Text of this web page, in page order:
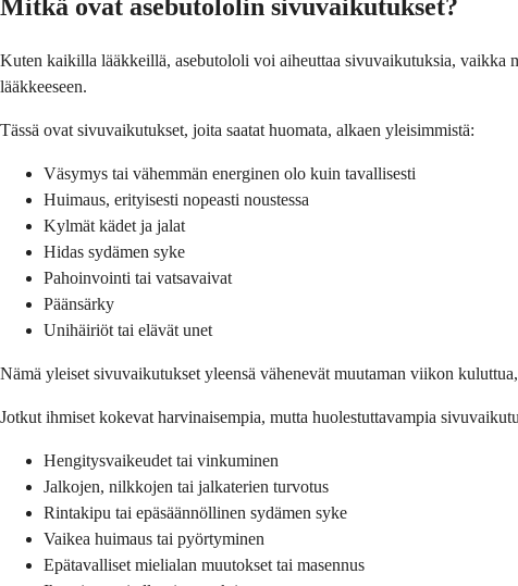
Mitkä ovat asebutololin sivuvaikutukset?
Kuten kaikilla lääkkeillä, asebutololi voi aiheuttaa sivuvaikutuksia, vaikka
lääkkeeseen.
Tässä ovat sivuvaikutukset, joita saatat huomata, alkaen yleisimmistä:
Väsymys tai vähemmän energinen olo kuin tavallisesti
Huimaus, erityisesti nopeasti noustessa
Kylmät kädet ja jalat
Hidas sydämen syke
Pahoinvointi tai vatsavaivat
Päänsärky
Unihäiriöt tai elävät unet
Nämä yleiset sivuvaikutukset yleensä vähenevät muutaman viikon
Jotkut ihmiset kokevat harvinaisempia, mutta huolestuttavampia
Hengitysvaikeudet tai vinkuminen
Jalkojen, nilkkojen tai jalkaterien turvotus
Rintakipu tai epäsäännöllinen sydämen syke
Vaikea huimaus tai pyörtyminen
Epätavalliset mielialan muutokset tai masennus